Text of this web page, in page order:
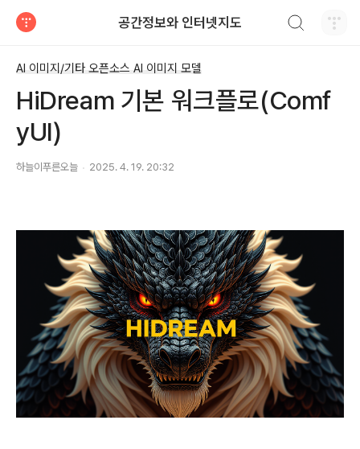
공간정보와 인터넷지도
AI 이미지/기타 오픈소스 AI 이미지 모델
HiDream 기본 워크플로(Comf
yUI)
하늘이푸른오늘 2025. 4. 19. 20:32